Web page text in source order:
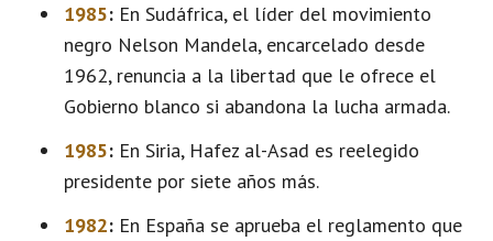
1985: En Sudáfrica, el líder del movimiento
negro Nelson Mandela, encarcelado desde
1962, renuncia a la libertad que le ofrece el
Gobierno blanco si abandona la lucha armada.
1985: En Siria, Hafez al-Asad es reelegido
presidente por siete años más.
1982: En España se aprueba el reglamento que